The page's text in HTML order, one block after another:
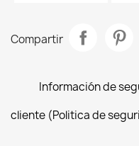
Compartir
Información de
cliente (Politica de